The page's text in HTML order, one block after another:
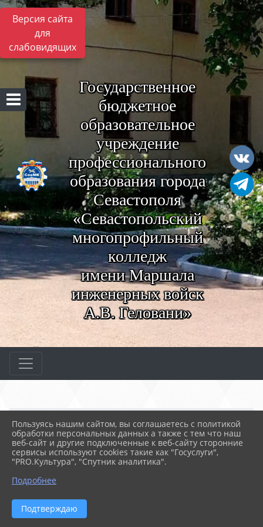
Версия сайта
для
слабовидящих
Государственное
бюджетное
образовательное
учреждение
профессионального
образования города
Севастополя
«Севастопольский
многопрофильный
колледж
имени Маршала
инженерных войск
А.В. Геловани»
Главная МЕРОПРИЯТИЯ
Новости
Поздравление от студен...
30.09.2021 16:50
ПОЗДРАВЛЕНИЕ ОТ СТУДЕНТОВ СПТК
Пользуясь нашим сайтом, вы соглашаетесь с политикой
обработки персональных данных а также с тем что наш
веб-сайт и другие подключенные к веб-сайту сторонние
сервисы используют cookies такие как "Госуслуги",
"PRO.Культура", "Спутник аналитика".
Подробнее
Подтверждаю